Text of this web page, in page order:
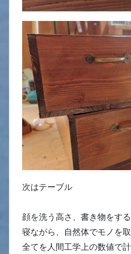
次はテーブル
顔を洗う高さ、書き物をす
寝ながら、自然体でモノを
全てを人間工学上の数値で